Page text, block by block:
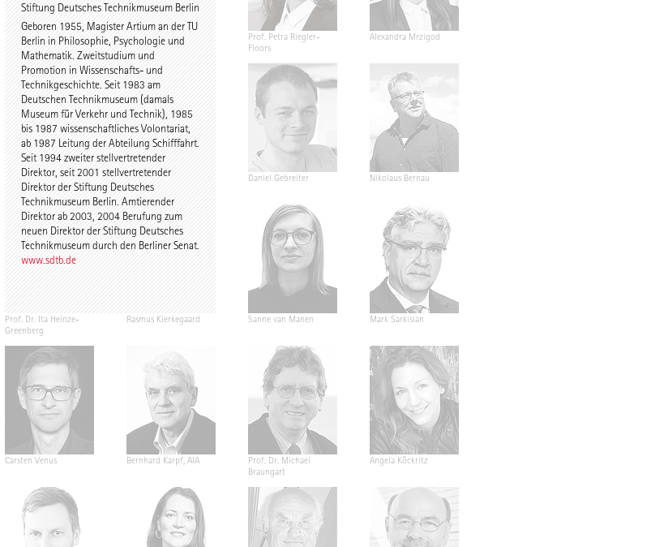
Annekathrin Bake
Caroline Nachtigall-
Marten
Prof. Petra Riegler-
Floors
Alexandra Mrzigod
Birgit Gebhardt Antti Nousjoki Daniel Gebreiter Nikolaus Bernau
Prof. Dr. Ita Heinze-
Greenberg
Rasmus Kierkegaard Sanne van Manen Mark Sarkisian
Carsten Venus Bernhard Karpf, AIA
Prof. Dr. Michael
Braungart
Angela Köckritz
Stiftung Deutsches Technikmuseum Berlin
Geboren 1955, Magister Artium an der TU
Berlin in Philosophie, Psychologie und
Mathematik. Zweitstudium und
Promotion in Wissenschafts- und
Technikgeschichte. Seit 1983 am
Deutschen Technikmuseum (damals
Museum für Verkehr und Technik), 1985
bis 1987 wissenschaftliches Volontariat,
ab 1987 Leitung der Abteilung Schifffahrt.
Seit 1994 zweiter stellvertretender
Direktor, seit 2001 stellvertretender
Direktor der Stiftung Deutsches
Technikmuseum Berlin. Amtierender
Direktor ab 2003, 2004 Berufung zum
neuen Direktor der Stiftung Deutsches
Technikmuseum durch den Berliner Senat.
www.sdtb.de